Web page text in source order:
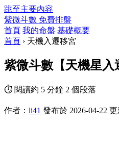
跳至主要內容
紫微斗數 免費排盤
首頁 我的命盤 基礎概要
首頁 › 天機入遷移宮
紫微斗數【天機星入
⏱ 閱讀約 5 分鐘 2 個段落
作者： li41 發布於 2026-04-22 更